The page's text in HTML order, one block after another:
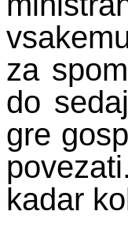
za
do
gre
kadar